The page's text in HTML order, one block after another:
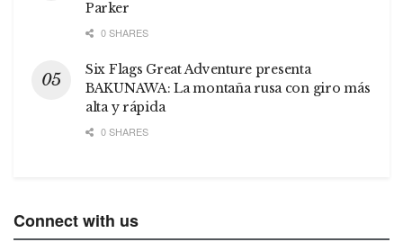
Parker
0 SHARES
Six Flags Great Adventure presenta
BAKUNAWA: La montaña rusa con giro más
alta y rápida
0 SHARES
Connect with us